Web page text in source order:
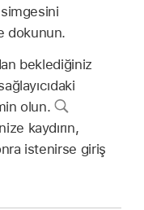
simgesini
dokunun.
beklediğiniz
olun.
kaydırın,
istenirse giriş